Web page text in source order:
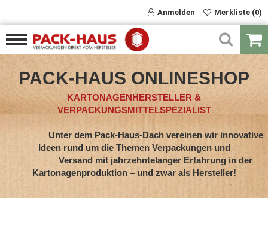
Anmelden Merkliste (0)
PACK-HAUS ONLINESHOP
KARTONAGENHERSTELLER &
VERPACKUNGSMITTELSPEZIALIST
Unter dem Pack-Haus-Dach vereinen wir innovative
Ideen rund um die Themen Verpackungen und
Versand mit jahrzehntelanger Erfahrung in der
Kartonagenproduktion – und zwar als Hersteller!